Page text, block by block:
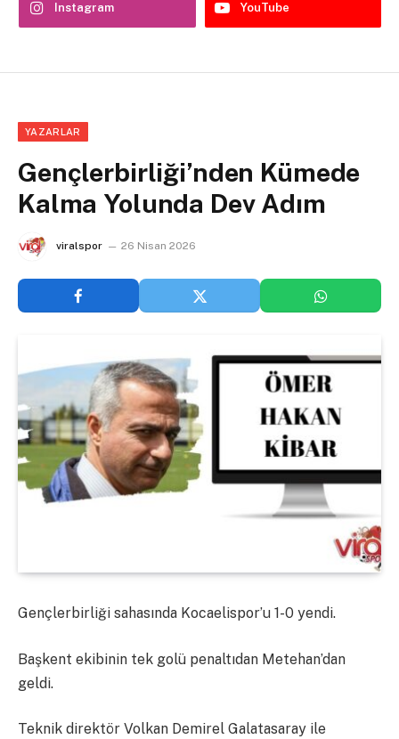
Instagram YouTube
YAZARLAR
Gençlerbirliği’nden Kümede
Kalma Yolunda Dev Adım
viralspor 26 Nisan 2026
Gençlerbirliği sahasında Kocaelispor’u 1-0 yendi.
Başkent ekibinin tek golü penaltıdan Metehan’dan
geldi.
Teknik direktör Volkan Demirel Galatasaray ile